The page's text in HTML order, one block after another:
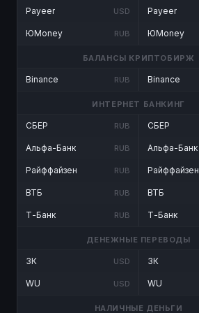
Payeer USD
ЮMoney RUB
Payeer
ЮMoney
БАЛАНСЫ КРИПТОБИРЖ
Binance RUB Binance
ИНТЕРНЕТ БАНКИНГ
СБЕР RUB
Альфа-Банк RUB
Райффайзен RUB
ВТБ RUB
Т-Банк RUB
СБЕР
Альфа-Банк
Райффайзен
ВТБ
Т-Банк
ДЕНЕЖНЫЕ ПЕРЕВОДЫ
ЗК USD
WU USD
ЗК
WU
НАЛИЧНЫЕ ДЕНЬГИ